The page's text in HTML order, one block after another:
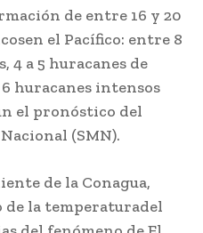
de entre 16 y 20
el Pacífico: entre 8
4 a 5 huracanes de
6 huracanes intensos
el pronóstico del
(SMN).
de la Conagua,
de la temperaturadel